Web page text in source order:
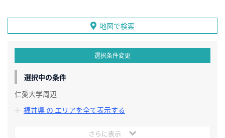
地図で検索
選択条件変更
選択中の条件
仁愛大学周辺
福井県 の エリアを全て表示する
さらに表示